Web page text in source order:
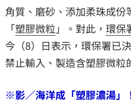
角質 、磨砂、添加柔珠成
「塑膠微粒」。對此， 環保
今（8）日表示，環保署已
禁止輸入、製造含塑膠微粒
※影／海洋成「塑膠濃湯」